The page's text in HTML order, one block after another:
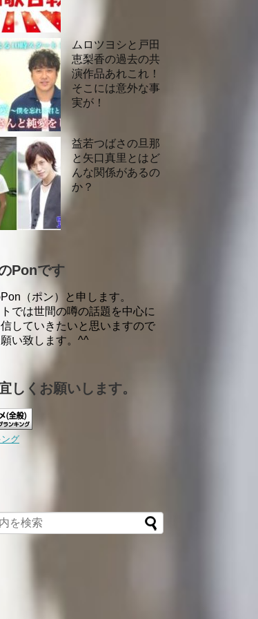
ムロツヨシと戸田
恵梨香の過去の共
演作品あれこれ！
そこには意外な事
実が！
益若つばさの旦那
と矢口真里とはど
んな関係があるの
か？
Ponです
（ポン）と申します。
では世間の噂の話題を中心に
していきたいと思いますので
い致します。^^
しくお願いします。
グ